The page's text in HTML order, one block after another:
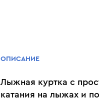
ОПИСАНИЕ
Лыжная куртка с
катания на лыжах и